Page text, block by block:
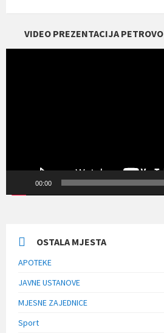
VIDEO PREZENTACIJA PETROVO
00:00
OSTALA MJESTA
APOTEKE
JAVNE USTANOVE
MJESNE ZAJEDNICE
Sport